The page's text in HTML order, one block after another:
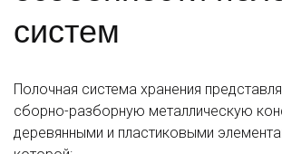
систем
Полочная система хранения
сборно-разборную металлическую
деревянными и пластиковыми